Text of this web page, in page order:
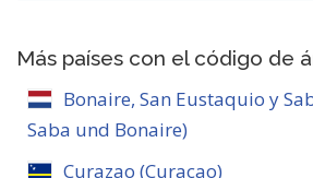
Más países con el código de
Bonaire, San Eustaquio y
Saba und Bonaire)
Curazao (Curaçao)